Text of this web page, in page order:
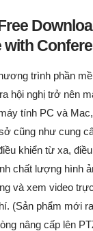
with
trình phần
hội nghị trở nên
tính PC và
cũng như cung
khiển từ xa,
chất lượng hình
và xem video
(Sản phẩm mới
nâng cấp lên